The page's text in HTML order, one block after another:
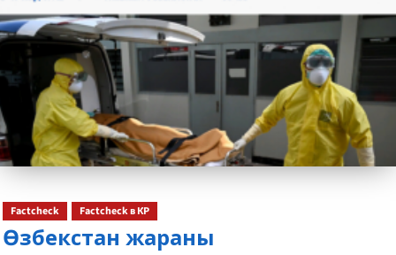
Factcheck Factcheck в КР
Өзбекстан жараны